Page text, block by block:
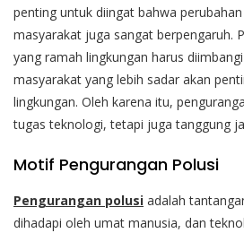
penting untuk diingat bahwa
masyarakat juga sangat berpengaruh.
yang ramah lingkungan harus
masyarakat yang lebih sadar akan
lingkungan. Oleh karena itu,
tugas teknologi, tetapi juga tanggung
Motif Pengurangan Polusi
Pengurangan polusi adalah
dihadapi oleh umat manusia, dan